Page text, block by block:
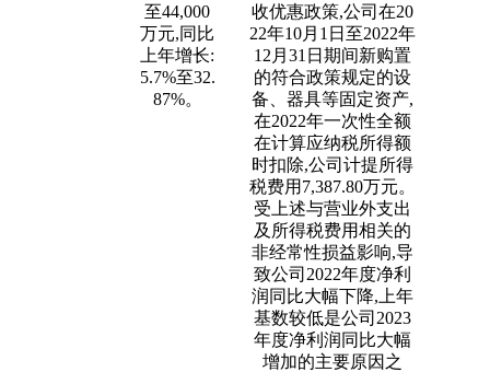
至44,000
万元,同比
上年增长:
5.7%至32.
87%。
收优惠政策,公司在20
22年10月1日至2022年
12月31日期间新购置
的符合政策规定的设
备、器具等固定资产,
在2022年一次性全额
在计算应纳税所得额
时扣除,公司计提所得
税费用7,387.80万元。
受上述与营业外支出
及所得税费用相关的
非经常性损益影响,导
致公司2022年度净利
润同比大幅下降,上年
基数较低是公司2023
年度净利润同比大幅
增加的主要原因之